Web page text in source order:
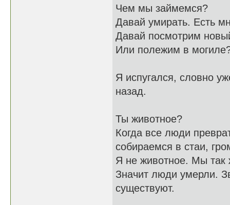
Чем мы займемся?
Давай умирать. Есть
Давай посмотрим
Или полежим в
Я испугался, словно
назад.
Ты животное?
Когда все люди
собираемся в стаи,
Я не животное. Мы
Значит люди умерли.
существуют.